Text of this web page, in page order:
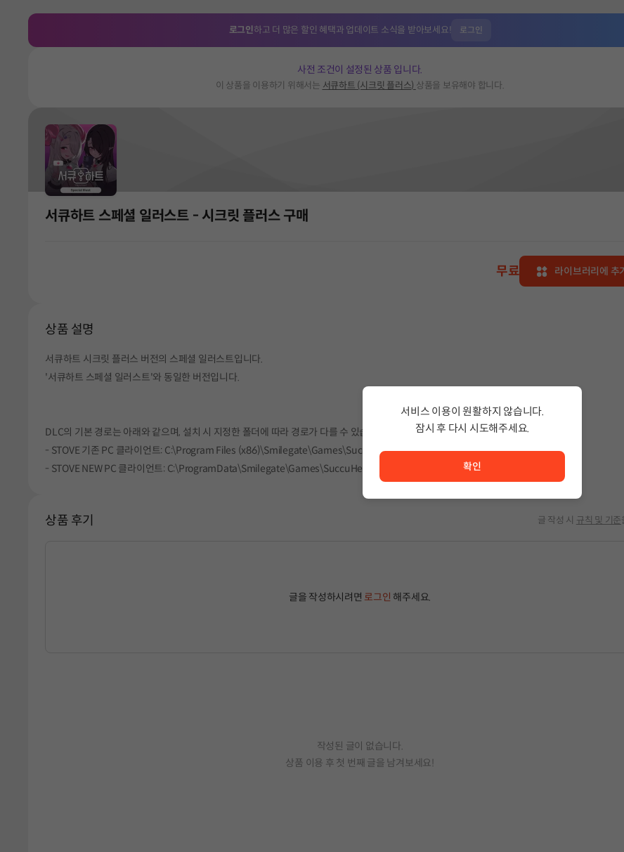
로그인하고 더 많은 할인 혜택과 업데이트 소식을 받아보세요! 로그인
사전 조건이 설정된 상품 입니다.
이 상품을 이용하기 위해서는 서큐하트 (시크릿 플러스) 상품을 보유해야 합니다.
서큐하트 스페셜 일러스트 - 시크릿 플러스 구매
무료 라이브러리에 추
상품 설명
서큐하트 시크릿 플러스 버전의 스페셜 일러스트입니다.
'서큐하트 스페셜 일러스트'와 동일한 버전입니다.
DLC의 기본 경로는 아래와 같으며, 설치 시 지정한 폴더에 따라 경로가 다를 수 있습니다.
- STOVE 기존 PC 클라이언트: C:\Program Files (x86)\Smilegate\Games\SuccuHeartSecret\SuccuHeartSpecialIllustSecret
- STOVE NEW PC 클라이언트: C:\ProgramData\Smilegate\Games\SuccuHeartSecret\SuccuHeartSpecialIllustSecret
상품 후기 글 작성 시 규칙 및 기준
글을 작성하시려면 로그인 해주세요.
작성된 글이 없습니다.
상품 이용 후 첫 번째 글을 남겨보세요!
서비스 이용이 원활하지 않습니다.
잠시 후 다시 시도해주세요.
확인